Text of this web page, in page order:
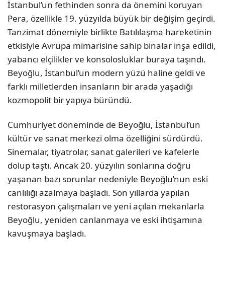
İstanbul’un fethinden sonra da önemini koruyan
Pera, özellikle 19. yüzyılda büyük bir değişim geçirdi.
Tanzimat dönemiyle birlikte Batılılaşma hareketinin
etkisiyle Avrupa mimarisine sahip binalar inşa edildi,
yabancı elçilikler ve konsolosluklar buraya taşındı.
Beyoğlu, İstanbul’un modern yüzü haline geldi ve
farklı milletlerden insanların bir arada yaşadığı
kozmopolit bir yapıya büründü.
Cumhuriyet döneminde de Beyoğlu, İstanbul’un
kültür ve sanat merkezi olma özelliğini sürdürdü.
Sinemalar, tiyatrolar, sanat galerileri ve kafelerle
dolup taştı. Ancak 20. yüzyılın sonlarına doğru
yaşanan bazı sorunlar nedeniyle Beyoğlu’nun eski
canlılığı azalmaya başladı. Son yıllarda yapılan
restorasyon çalışmaları ve yeni açılan mekanlarla
Beyoğlu, yeniden canlanmaya ve eski ihtişamına
kavuşmaya başladı.